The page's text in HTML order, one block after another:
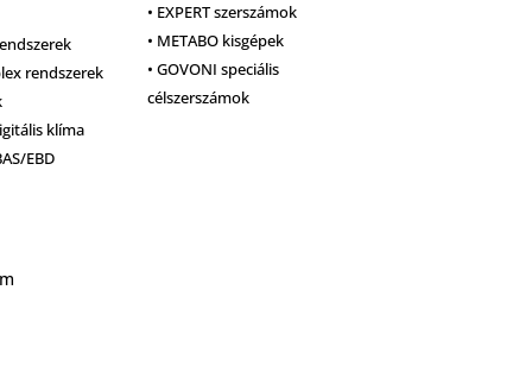
rendszerek
klíma
EBD
• EXPERT szerszámok
• METABO kisgépek
• GOVONI speciális
célszerszámok